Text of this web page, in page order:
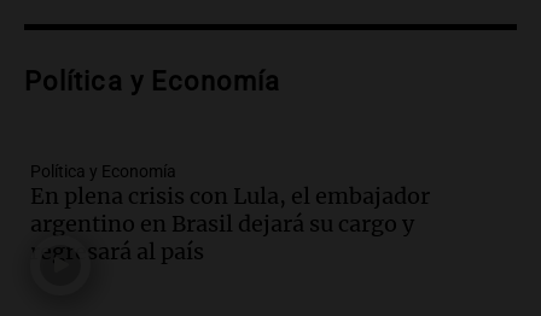
Episodios
metros del río Suquía y retiraron hasta
Episodios
Audio.La historia de la servilleta que
firmó Jorge Messi para el primer
contrato de Leo con Barcelona
Política y Economía
Política y Economía
En plena crisis con Lula, el embajador
argentino en Brasil dejará su cargo y
regresará al país